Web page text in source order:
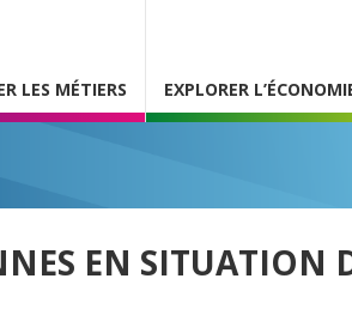
LES MÉTIERS EXPLORER
EN SITUATION